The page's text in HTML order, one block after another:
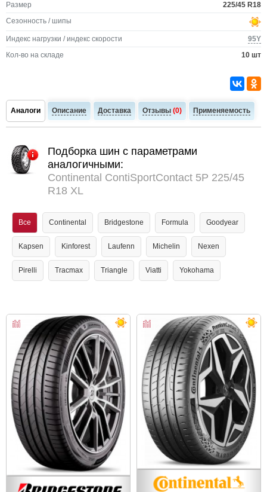
Размер
225/45 R18
Сезонность / шипы
Индекс нагрузки / индекс скорости
95Y
Кол-во на складе
10 шт
Аналоги Описание Доставка Отзывы (0) Применяемость
Подборка шин с параметрами
аналогичными:
Continental ContiSportContact 5P 225/45
R18 XL
Все Continental Bridgestone Formula Goodyear
Kapsen Kinforest Laufenn Michelin Nexen
Pirelli Tracmax Triangle Viatti Yokohama